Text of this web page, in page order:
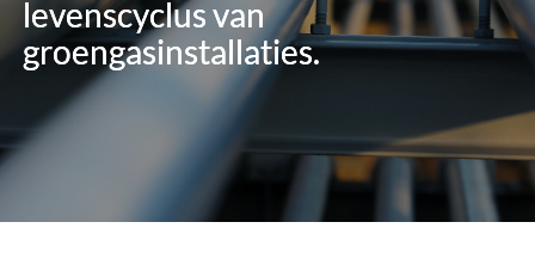
levenscyclus van
groengasinstallaties.
levenscyclus van
groengasinstallaties.